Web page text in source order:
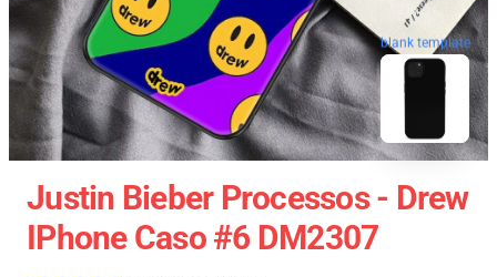
blank template
Justin Bieber Processos - Drew
IPhone Caso #6 DM2307